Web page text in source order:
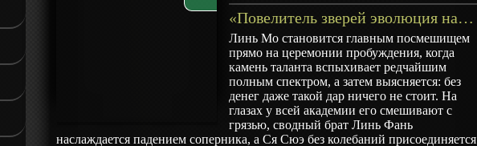
«Повелитель зверей эволюция наоборот» ТВ-1 - описание
Линь Мо становится главным посмешищем
прямо на церемонии пробуждения, когда
камень таланта вспыхивает редчайшим
полным спектром, а затем выясняется: без
денег даже такой дар ничего не стоит. На
глазах у всей академии его смешивают с
грязью, сводный брат Линь Фань
наслаждается падением соперника, а Ся Сюэ без колебаний присоединяется